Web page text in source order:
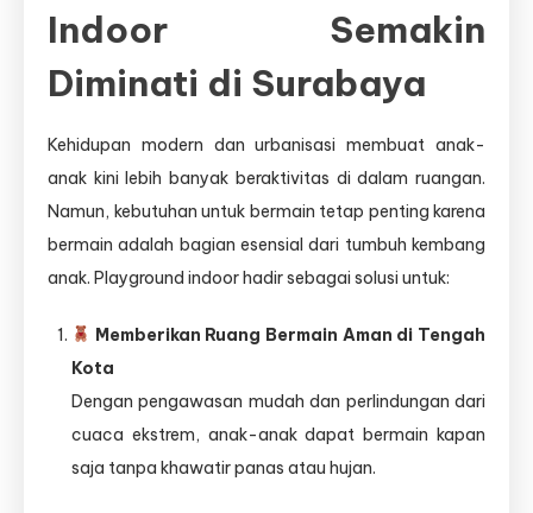
Indoor Semakin
Diminati di Surabaya
Kehidupan modern dan urbanisasi membuat anak-
anak kini lebih banyak beraktivitas di dalam ruangan.
Namun, kebutuhan untuk bermain tetap penting karena
bermain adalah bagian esensial dari tumbuh kembang
anak. Playground indoor hadir sebagai solusi untuk:
Memberikan Ruang Bermain Aman di Tengah
Kota
Dengan pengawasan mudah dan perlindungan dari
cuaca ekstrem, anak-anak dapat bermain kapan
saja tanpa khawatir panas atau hujan.